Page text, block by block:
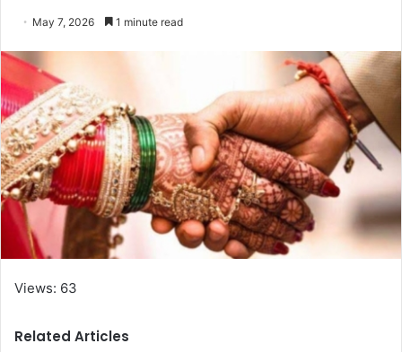
May 7, 2026 1 minute read
Views: 63
Related Articles